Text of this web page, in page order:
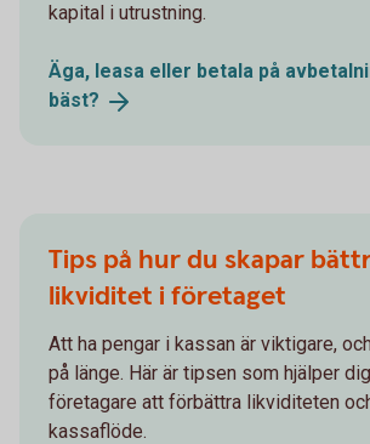
kapital i utrustning.
Äga, leasa eller betala på
bäst?
Tips på hur du skapar
likviditet i företaget
Att ha pengar i kassan är viktigare,
på länge. Här är tipsen som hjälper
företagare att förbättra likviditeten
kassaflöde.